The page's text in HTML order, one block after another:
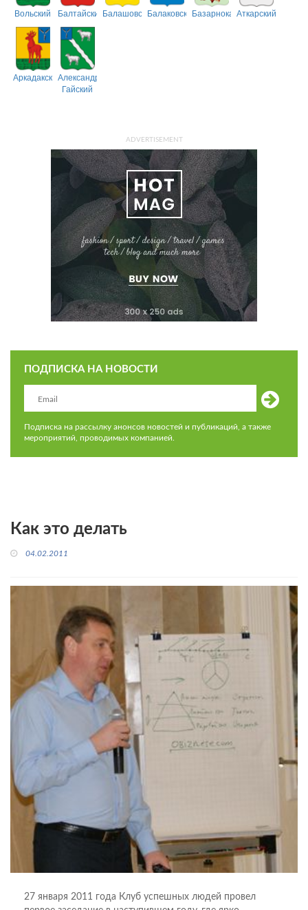
Вольский БалтайскийБалашовскийБалаковскийБазарнокарабулакский
Аткарский
АркадакскийАлександрово-
Гайский
ADVERTISEMENT
ПОДПИСКА НА НОВОСТИ
Подписка на рассылку анонсов новостей и публикаций, а также
мероприятий, проводимых компанией.
Как это делать
04.02.2011
27 января 2011 года Клуб успешных людей провел